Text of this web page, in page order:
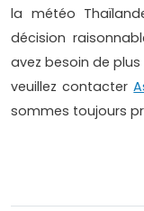
la météo
décision
avez besoin de
veuillez contacter
sommes toujours